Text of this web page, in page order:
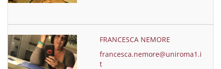
FRANCESCA NEMORE
francesca.nemore@uniroma1.i
t